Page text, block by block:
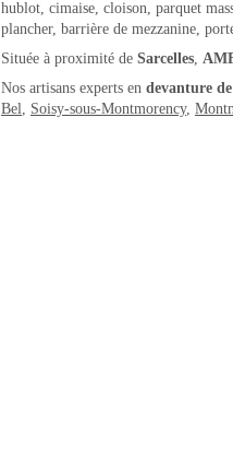
hublot, cimaise, cloison, parquet
plancher, barrière de mezzanine,
Située à proximité de Sarcelles,
Nos artisans experts en devanture
Bel, Soisy-sous-Montmorency,